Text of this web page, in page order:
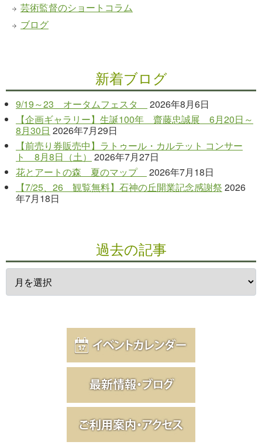
芸術監督のショートコラム
ブログ
新着ブログ
9/19～23 オータムフェスタ
2026年8月6日
【企画ギャラリー】生誕100年 齋藤忠誠展 6月20日～
8月30日 2026年7月29日
【前売り券販売中】ラトゥール・カルテット コンサー
ト 8月8日（土）
2026年7月27日
花とアートの森 夏のマップ
2026年7月18日
【7/25、26 観覧無料】石神の丘開業記念感謝祭 2026
年7月18日
過去の記事